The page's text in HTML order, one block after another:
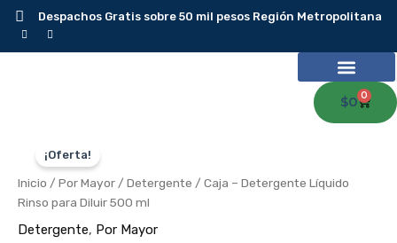
Despachos Gratis sobre 50 mil pesos Región Metropolitana
$0 0
¡Oferta!
Inicio / Por Mayor / Detergente / Caja – Detergente Líquido
Rinso para Diluir 500 ml
Detergente, Por Mayor
original
era:
$38.400.
actual
es:
Detergente
Líquido
Rinso
para
Diluir
500
ml
cantidad